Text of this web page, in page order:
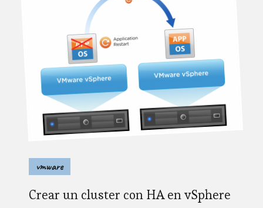
vmware
Crear un cluster con HA en vSphere